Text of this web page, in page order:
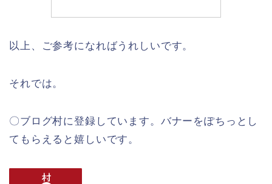
以上、ご参考になればうれしいです。
それでは。
〇ブログ村に登録しています。バナーをぽちっとし
てもらえると嬉しいです。